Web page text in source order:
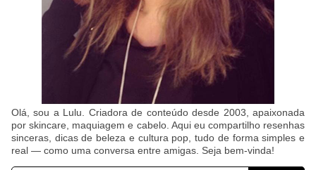
Olá, sou a Lulu. Criadora de conteúdo desde 2003, apaixonada
por skincare, maquiagem e cabelo. Aqui eu compartilho resenhas
sinceras, dicas de beleza e cultura pop, tudo de forma simples e
real — como uma conversa entre amigas. Seja bem-vinda!